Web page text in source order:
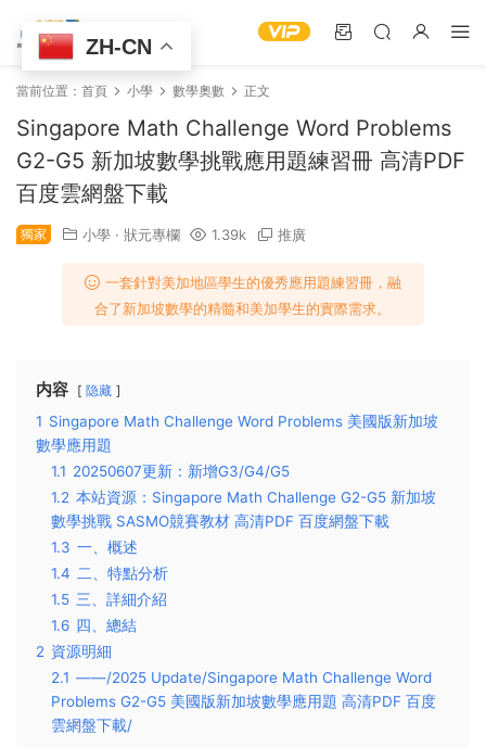
當前位置： 首頁 小學 數學奧數 正文
Singapore Math Challenge Word Problems
G2-G5 新加坡數學挑戰應用題練習冊 高清PDF
百度雲網盤下載
獨家 小學 · 狀元專欄 1.39k 推廣
一套針對美加地區學生的優秀應用題練習冊，融
合了新加坡數學的精髓和美加學生的實際需求。
内容 隐藏
1 Singapore Math Challenge Word Problems 美國版新加坡
數學應用題
1.1 20250607更新：新增G3/G4/G5
1.2 本站資源：Singapore Math Challenge G2-G5 新加坡
數學挑戰 SASMO競賽教材 高清PDF 百度網盤下載
1.3 一、概述
1.4 二、特點分析
1.5 三、詳細介紹
1.6 四、總結
2 資源明細
2.1 ——/2025 Update/Singapore Math Challenge Word
Problems G2-G5 美國版新加坡數學應用題 高清PDF 百度
雲網盤下載/
ZH-CN